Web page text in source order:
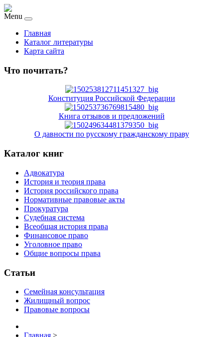
Menu
Главная
Каталог литературы
Карта сайта
Что почитать?
Конституция Российской Федерации
Книга отзывов и предложений
О давности по русскому гражданскому праву
Каталог книг
Адвокатура
История и теория права
История российского права
Нормативные правовые акты
Прокуратура
Судебная система
Всеобщая история права
Финансовое право
Уголовное право
Общие вопросы права
Статьи
Семейная консультация
Жилищный вопрос
Правовые вопросы